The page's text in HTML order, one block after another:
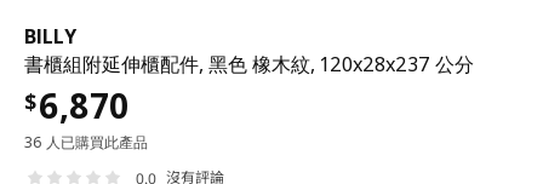
BILLY
書櫃組附延伸櫃配件, 黑色 橡木紋, 120x28x237 公分
$6,870
36 人已購買此產品
0.0 沒有評論